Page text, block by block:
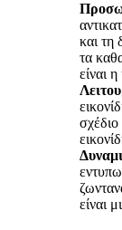
και τη
τα
είναι
είναι